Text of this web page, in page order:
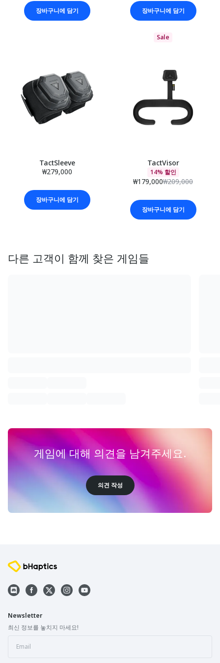
장바구니에 담기 장바구니에 담기
TactSleeve
₩279,000
장바구니에 담기
Sale
TactVisor
14% 할인
₩179,000₩209,000
장바구니에 담기
다른 고객이 함께 찾은 게임들
게임에 대해 의견을 남겨주세요.
의견 작성
Newsletter
최신 정보를 놓치지 마세요!